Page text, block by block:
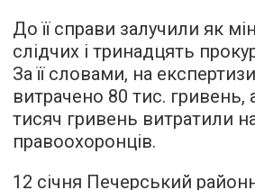
До її справи залучили як
слідчих і тринадцять
За її словами, на
витрачено 80 тис. гривень,
тисяч гривень витратили
правоохоронців.
12 січня Печерський